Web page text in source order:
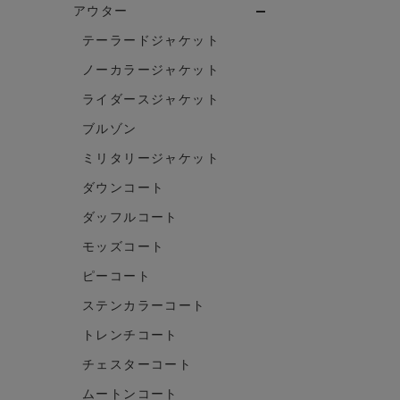
アウター
テーラードジャケット
ノーカラージャケット
ライダースジャケット
ブルゾン
ミリタリージャケット
ダウンコート
ダッフルコート
モッズコート
ピーコート
ステンカラーコート
トレンチコート
チェスターコート
ムートンコート